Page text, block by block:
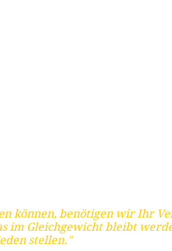
können, benötigen wir Ihr
im Gleichgewicht bleibt
stellen."